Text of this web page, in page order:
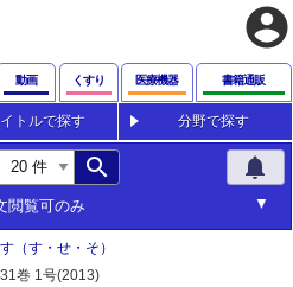
account_circle
動画 くすり 医療機器 書籍通販
トルで探す 分野で探す
search notifications
閲覧可のみ
（す・せ・そ）
31巻 1号(2013)